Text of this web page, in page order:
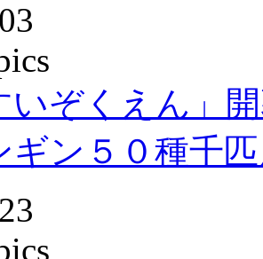
いぞくえん」
ギン５０種千